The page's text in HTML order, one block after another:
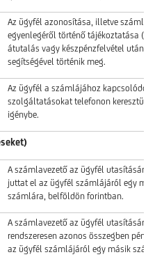
Az ügyfél azonosítása, illetve
egyenlegéről történő tájékoztatása
átutalás vagy készpénzfelvétel után)
segítségével történik meg.
Az ügyfél a számlájához kapcsolódó
szolgáltatásokat telefonon keresztül
igénybe.
A számlavezető az ügyfél utasítására
juttat el az ügyfél számlájáról egy
számlára, belföldön forintban.
A számlavezető az ügyfél utasítására
rendszeresen azonos összegben
az ügyfél számlájáról egy másik